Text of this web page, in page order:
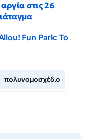
στις 26
Fun Park: Το
πολυνομοσχέδιο